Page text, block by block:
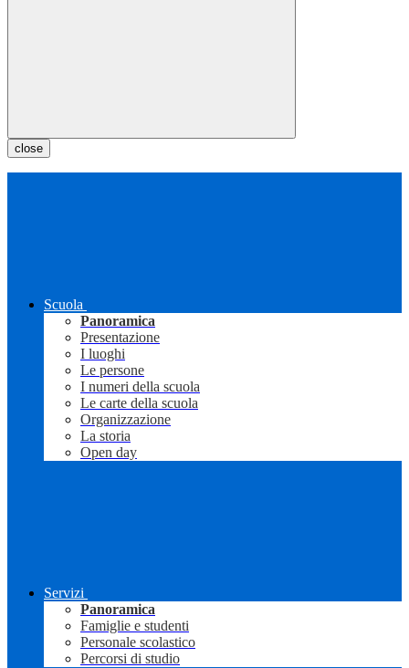
close
Scuola
Panoramica
Presentazione
I luoghi
Le persone
I numeri della scuola
Le carte della scuola
Organizzazione
La storia
Open day
Servizi
Panoramica
Famiglie e studenti
Personale scolastico
Percorsi di studio